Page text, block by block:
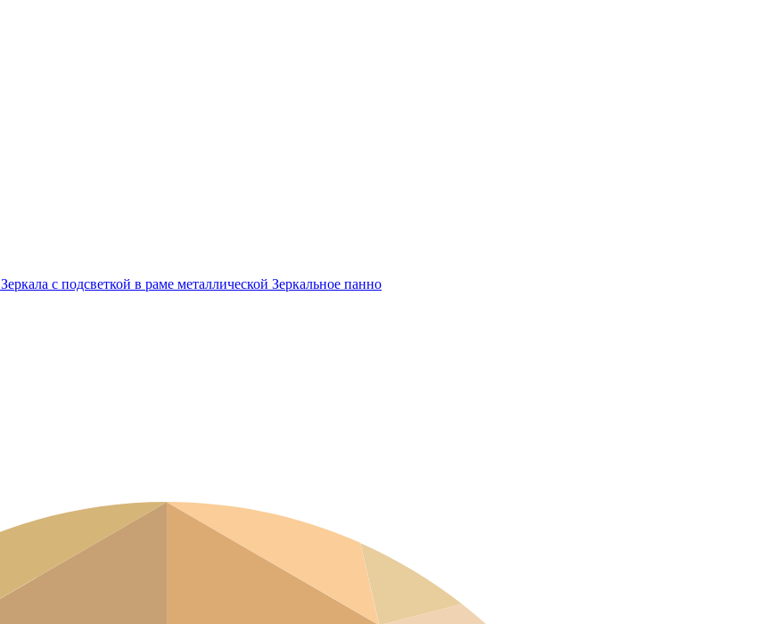
Зеркала с подсветкой в раме металлической Зеркальное панно